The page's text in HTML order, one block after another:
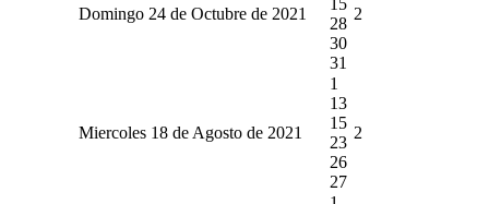
Domingo 24 de Octubre de 2021
28
30
31
2
Miercoles 18 de Agosto de 2021
1
13
15
23
26
27
2